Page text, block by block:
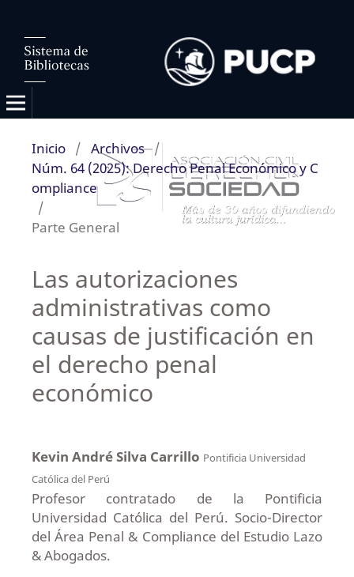
Inicio / Archivos /
Núm. 64 (2025): Derecho Penal Económico y C
ompliance
/
Parte General
Las autorizaciones
administrativas como
causas de justificación en
el derecho penal
económico
Kevin André Silva Carrillo Pontificia Universidad
Católica del Perú
Profesor contratado de la Pontificia
Universidad Católica del Perú. Socio-Director
del Área Penal & Compliance del Estudio Lazo
& Abogados.